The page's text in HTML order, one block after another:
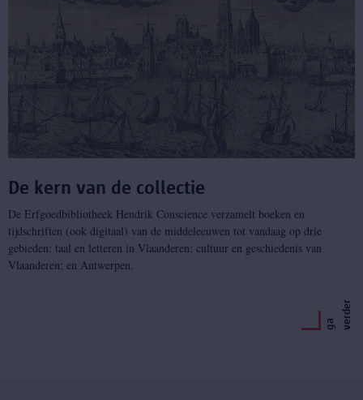
De kern van de collectie
De Erfgoedbibliotheek Hendrik Conscience verzamelt boeken en
tijdschriften (ook digitaal) van de middeleeuwen tot vandaag op drie
gebieden: taal en letteren in Vlaanderen; cultuur en geschiedenis van
Vlaanderen; en Antwerpen.
g
a
v
e
r
d
e r